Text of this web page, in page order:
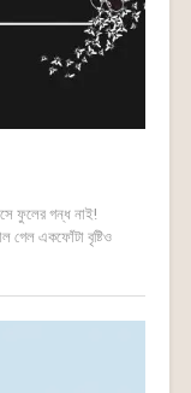
ফুলের গন্ধ নাই!
গেল একফোঁটা বৃষ্টিও